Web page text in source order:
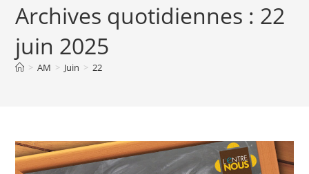
Archives quotidiennes : 22
juin 2025
> AM > Juin > 22